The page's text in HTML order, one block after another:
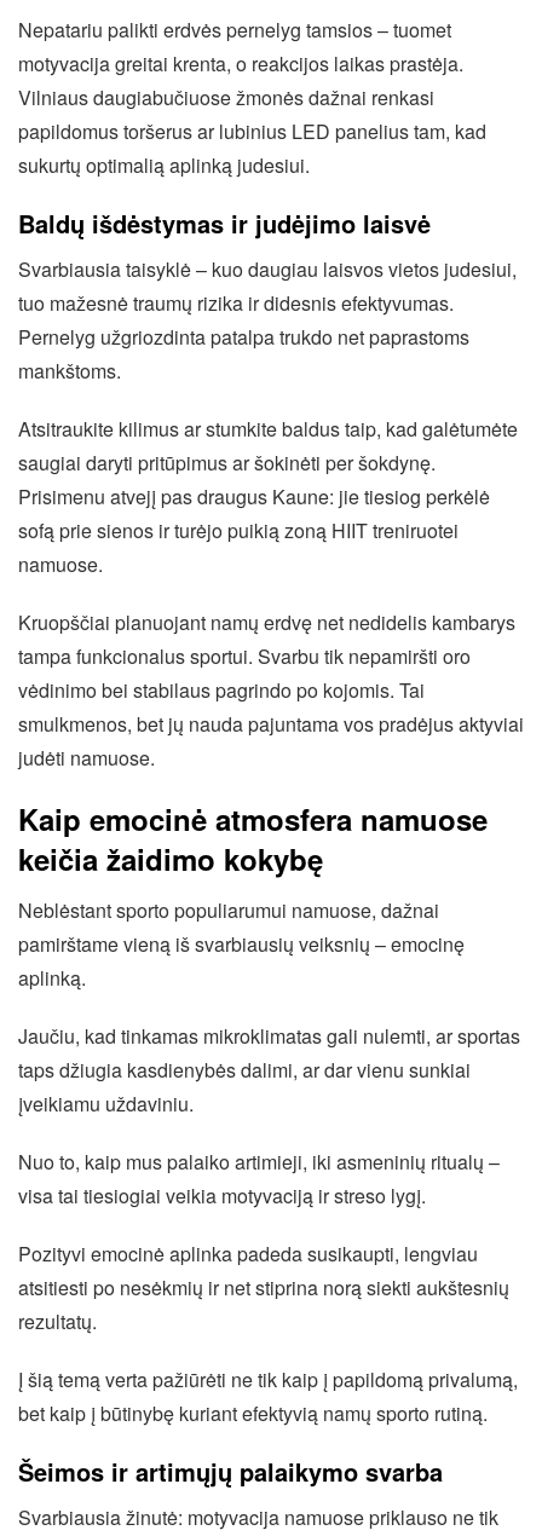
Nepatariu palikti erdvės pernelyg tamsios – tuomet
motyvacija greitai krenta, o reakcijos laikas prastėja.
Vilniaus daugiabučiuose žmonės dažnai renkasi
papildomus toršerus ar lubinius LED panelius tam, kad
sukurtų optimalią aplinką judesiui.
Baldų išdėstymas ir judėjimo laisvė
Svarbiausia taisyklė – kuo daugiau laisvos vietos judesiui,
tuo mažesnė traumų rizika ir didesnis efektyvumas.
Pernelyg užgriozdinta patalpa trukdo net paprastoms
mankštoms.
Atsitraukite kilimus ar stumkite baldus taip, kad galėtumėte
saugiai daryti pritūpimus ar šokinėti per šokdynę.
Prisimenu atvejį pas draugus Kaune: jie tiesiog perkėlė
sofą prie sienos ir turėjo puikią zoną HIIT treniruotei
namuose.
Kruopščiai planuojant namų erdvę net nedidelis kambarys
tampa funkcionalus sportui. Svarbu tik nepamiršti oro
vėdinimo bei stabilaus pagrindo po kojomis. Tai
smulkmenos, bet jų nauda pajuntama vos pradėjus aktyviai
judėti namuose.
Kaip emocinė atmosfera namuose
keičia žaidimo kokybę
Neblėstant sporto populiarumui namuose, dažnai
pamirštame vieną iš svarbiausių veiksnių – emocinę
aplinką.
Jaučiu, kad tinkamas mikroklimatas gali nulemti, ar sportas
taps džiugia kasdienybės dalimi, ar dar vienu sunkiai
įveikiamu uždaviniu.
Nuo to, kaip mus palaiko artimieji, iki asmeninių ritualų –
visa tai tiesiogiai veikia motyvaciją ir streso lygį.
Pozityvi emocinė aplinka padeda susikaupti, lengviau
atsitiesti po nesėkmių ir net stiprina norą siekti aukštesnių
rezultatų.
Į šią temą verta pažiūrėti ne tik kaip į papildomą privalumą,
bet kaip į būtinybę kuriant efektyvią namų sporto rutiną.
Šeimos ir artimųjų palaikymo svarba
Svarbiausia žinutė: motyvacija namuose priklauso ne tik